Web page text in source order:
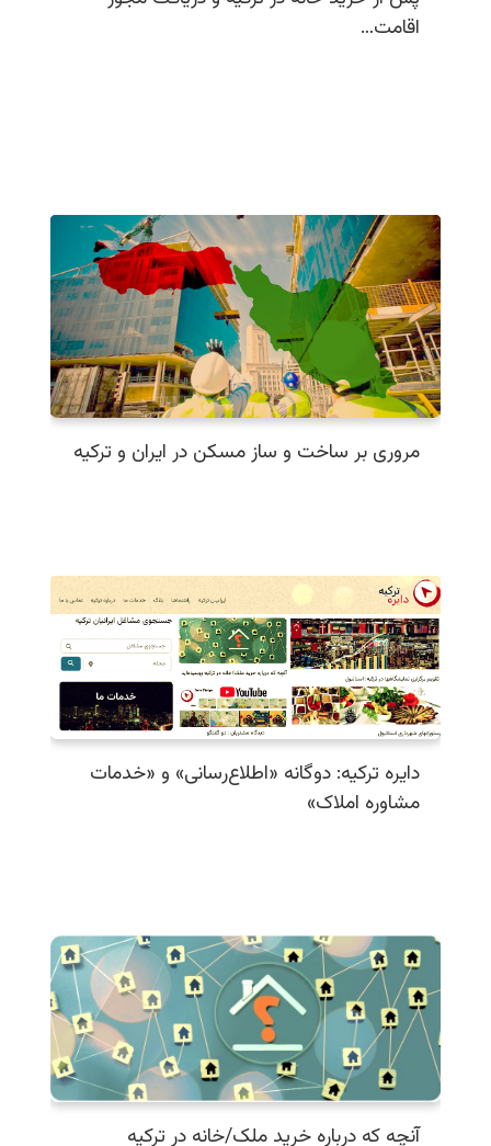
اقامت…
مروری بر ساخت و ساز مسکن در ایران و ترکیه
دایره ترکیه: دوگانه «اطلاع‌رسانی» و «خدمات
مشاوره املاک»
آنچه که درباره خرید ملک/خانه در ترکیه